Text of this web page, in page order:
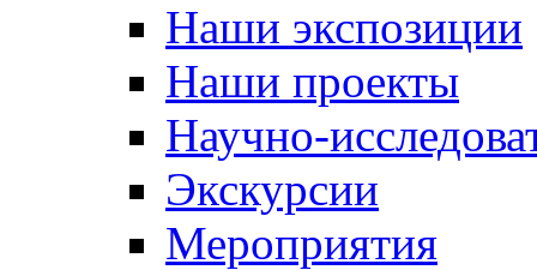
Наши экспозиции
Наши проекты
Научно-
Экскурсии
Мероприятия